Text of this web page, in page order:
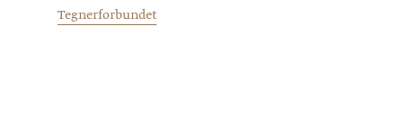
Tegnerforbundet